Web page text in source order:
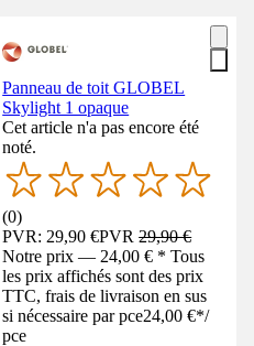
Panneau de toit GLOBEL
Skylight 1 opaque
Cet article n'a pas encore été
noté.
(0)
PVR: 29,90 €PVR29,90 €
Notre prix — 24,00 € * Tous
les prix affichés sont des prix
TTC, frais de livraison en sus
si nécessaire par pce24,00 €*/
pce